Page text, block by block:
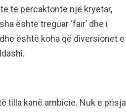
të përcaktonte një kryetar,
është treguar ‘fair’ dhe i
është koha që diversionet e
tilla kanë ambicie. Nuk e prisja